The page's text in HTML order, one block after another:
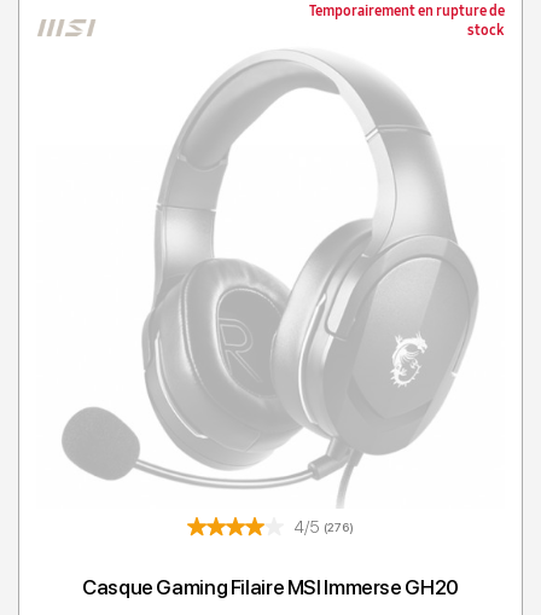
Temporairement en rupture de
stock
4/5 (276)
Casque Gaming Filaire MSI Immerse GH20